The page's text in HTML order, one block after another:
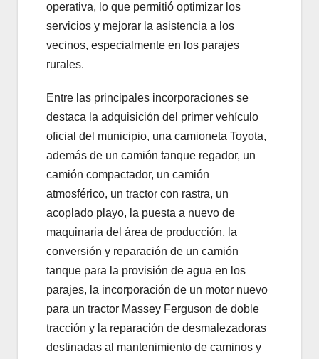
operativa, lo que permitió optimizar los
servicios y mejorar la asistencia a los
vecinos, especialmente en los parajes
rurales.
Entre las principales incorporaciones se
destaca la adquisición del primer vehículo
oficial del municipio, una camioneta Toyota,
además de un camión tanque regador, un
camión compactador, un camión
atmosférico, un tractor con rastra, un
acoplado playo, la puesta a nuevo de
maquinaria del área de producción, la
conversión y reparación de un camión
tanque para la provisión de agua en los
parajes, la incorporación de un motor nuevo
para un tractor Massey Ferguson de doble
tracción y la reparación de desmalezadoras
destinadas al mantenimiento de caminos y